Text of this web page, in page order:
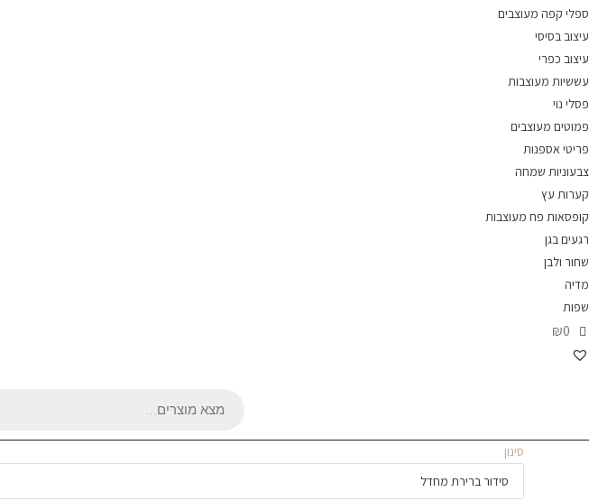
ספלי קפה מעוצבים
עיצוב בסיסי
עיצוב כפרי
עששיות מעוצבות
פסלי נוי
פמוטים מעוצבים
פריטי אספנות
צבעוניות שמחה
קערות עץ
קופסאות פח מעוצבות
רגעים בגן
שחור ולבן
מדיה
שפות
₪0
search
סינון